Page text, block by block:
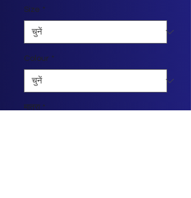
Size *
Colour *
मात्रा *